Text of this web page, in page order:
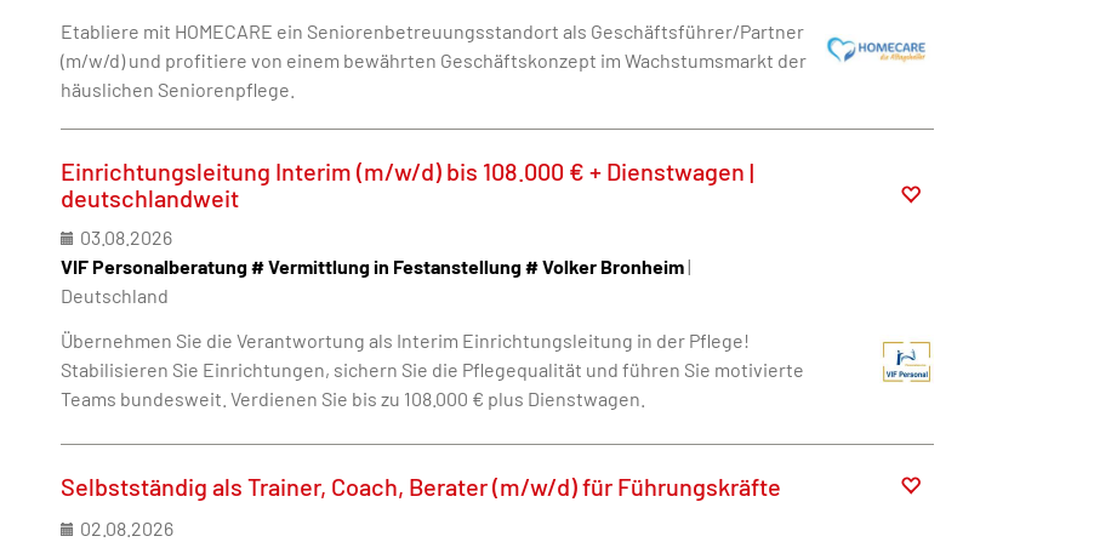
Etabliere mit HOMECARE ein Seniorenbetreuungsstandort als Geschäftsführer/Partner
(m/w/d) und profitiere von einem bewährten Geschäftskonzept im Wachstumsmarkt der
häuslichen Seniorenpflege.
Einrichtungsleitung Interim (m/w/d) bis 108.000 € + Dienstwagen |
deutschlandweit
03.08.2026
VIF Personalberatung # Vermittlung in Festanstellung # Volker Bronheim|
Deutschland
Übernehmen Sie die Verantwortung als Interim Einrichtungsleitung in der Pflege!
Stabilisieren Sie Einrichtungen, sichern Sie die Pflegequalität und führen Sie motivierte
Teams bundesweit. Verdienen Sie bis zu 108.000 € plus Dienstwagen.
Selbstständig als Trainer, Coach, Berater (m/w/d) für Führungskräfte
02.08.2026